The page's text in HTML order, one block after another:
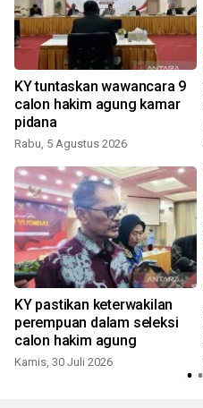
KY tuntaskan wawancara 9
calon hakim agung kamar
pidana
Rabu, 5 Agustus 2026
KY pastikan keterwakilan
perempuan dalam seleksi
calon hakim agung
Kamis, 30 Juli 2026